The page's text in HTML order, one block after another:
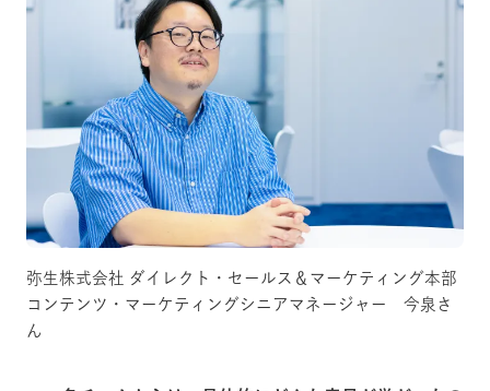
弥生株式会社 ダイレクト・セールス＆マーケティング本部
コンテンツ・マーケティングシニアマネージャー 今泉さ
ん